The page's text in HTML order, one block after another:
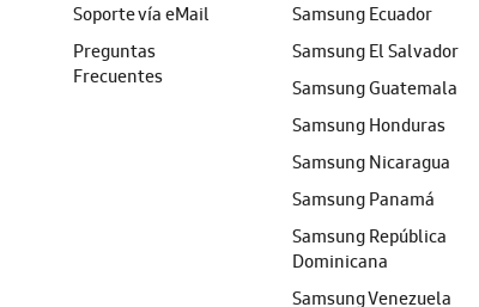
Soporte vía eMail
Preguntas
Frecuentes
Samsung Ecuador
Samsung El Salvador
Samsung Guatemala
Samsung Honduras
Samsung Nicaragua
Samsung Panamá
Samsung República
Dominicana
Samsung Venezuela